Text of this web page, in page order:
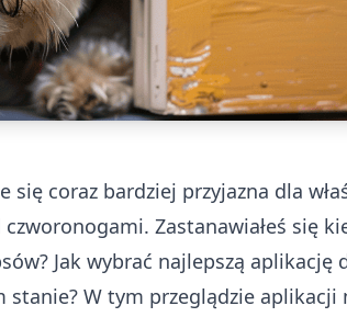
się coraz bardziej przyjazna dla
Zastanawiałeś się
Jak wybrać najlepszą
W tym przeglądzie aplikacji